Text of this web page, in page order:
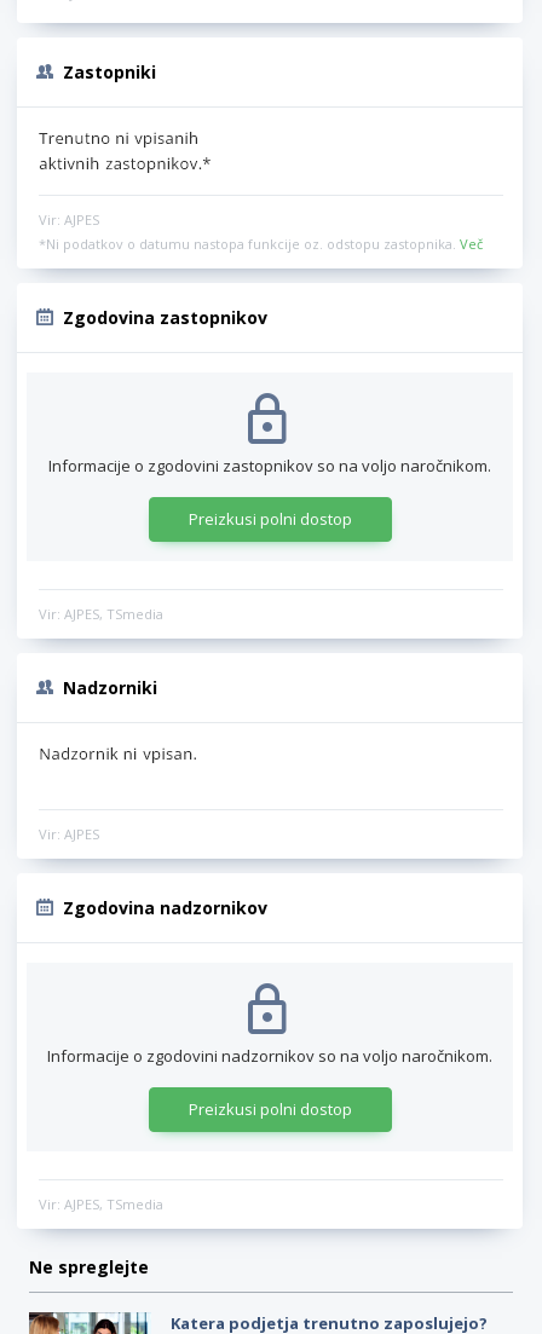
Zastopniki
Vir: AJPES
*Ni podatkov o datumu nastopa funkcije oz. odstopu zastopnika. Več
Zgodovina zastopnikov
Informacije o zgodovini zastopnikov so na voljo naročnikom.
Preizkusi polni dostop
Vir: AJPES, TSmedia
Nadzorniki
Vir: AJPES
Zgodovina nadzornikov
Informacije o zgodovini nadzornikov so na voljo naročnikom.
Preizkusi polni dostop
Vir: AJPES, TSmedia
Ne spreglejte
Katera podjetja trenutno zaposlujejo?